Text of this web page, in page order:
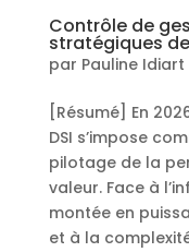
Contrôle de
stratégiques
par Pauline Idiart
[Résumé] En
DSI s’impose
pilotage de la
valeur. Face à
montée en
et à la